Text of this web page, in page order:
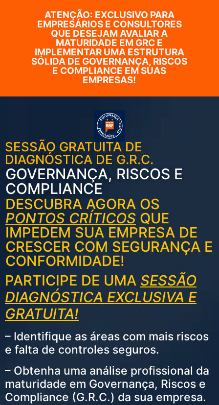
ATENÇÃO: EXCLUSIVO PARA
EMPRESÁRIOS E CONSULTORES
QUE DESEJAM AVALIAR A
MATURIDADE EM GRC E
IMPLEMENTAR UMA ESTRUTURA
SÓLIDA DE GOVERNANÇA, RISCOS
E COMPLIANCE EM SUAS
EMPRESAS!
SESSÃO GRATUITA DE
DIAGNÓSTICA DE G.R.C.
GOVERNANÇA, RISCOS E
COMPLIANCE
DESCUBRA AGORA OS
PONTOS CRÍTICOS QUE
IMPEDEM SUA EMPRESA DE
CRESCER COM SEGURANÇA E
CONFORMIDADE!
PARTICIPE DE UMA SESSÃO
DIAGNÓSTICA EXCLUSIVA E
GRATUITA!
– Identifique as áreas com mais riscos
e falta de controles seguros.
– Obtenha uma análise profissional da
maturidade em Governança, Riscos e
Compliance (G.R.C.) da sua empresa.